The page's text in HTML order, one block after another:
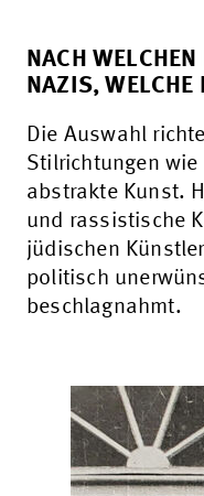
NACH
NAZIS, WELCHE
Die Auswahl
Stilrichtungen
abstrakte Kunst.
und rassistische
jüdischen
politisch
beschlagnahmt.